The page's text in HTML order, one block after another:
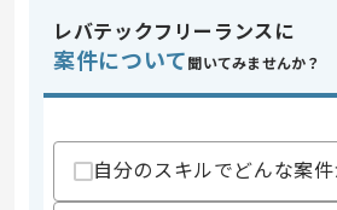
フレームワー
クラウド
開発ツール
レバテックフリーランスに
案件について 聞いてみませんか？
自分のスキルでどんな案